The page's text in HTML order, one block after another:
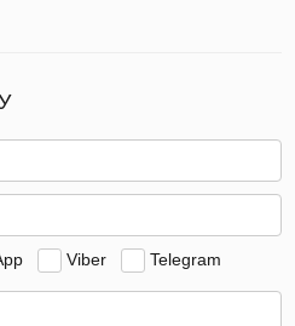
Viber Telegram